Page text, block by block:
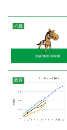
武豊
武豊